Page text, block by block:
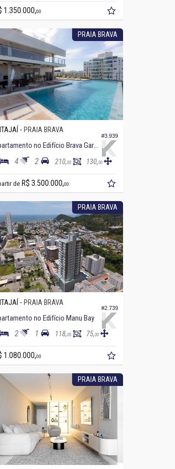
1.350.000,00
PRAIA BRAVA
#3.939
- PRAIA BRAVA
Apartamento no Edifício Brava Garden
4 2 210,00 130,00
de R$ 3.500.000,00
PRAIA BRAVA
#2.739
- PRAIA BRAVA
no Edifício Manu Bay
2 1 118,00 75,00
1.080.000,00
PRAIA BRAVA